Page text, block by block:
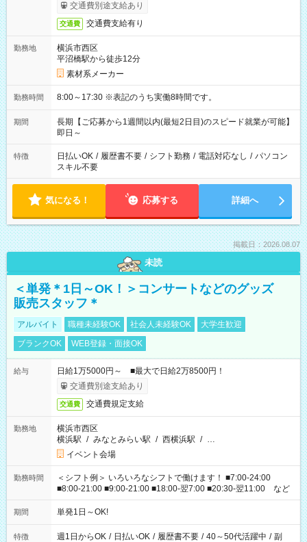
交通費別途支給あり
交通費 交通費支給有り
勤務地
横浜市西区
平沼橋駅から徒歩12分
素材系メーカー
勤務時間 8:00～17:30 ※表記のうち実働8時間です。
期間
長期【ご応募から1週間以内(最短2日目)のスピード就業が可能】
即日～
特徴 日払いOK / 履歴書不要 / シフト勤務 / 電話対応なし / パソコン
スキル不要
気になる！ 応募する 詳細へ
掲載日：2026.08.07
未読
＜単発＊1日～OK！＞コンサートなどのグッズ
販売スタッフ＊
アルバイト 職種未経験OK 社会人未経験OK
大学生歓迎
ブランクOK
WEB登録・面接OK
給与
日給1万5000円～ ■最大で日給2万8500円！
交通費別途支給あり
交通費 交通費規定支給
勤務地
横浜市西区
横浜駅 / みなとみらい駅 / 西横浜駅 / …
イベント会場
勤務時間
＜シフト例＞ いろいろなシフトで働けます！ ■7:00-24:00
■8:00-21:00 ■9:00-21:00 ■18:00-翌7:00 ■20:30-翌11:00 など
期間 単発1日～OK!
特徴 週1日からOK / 日払いOK / 履歴書不要 / 40～50代活躍中 / 副